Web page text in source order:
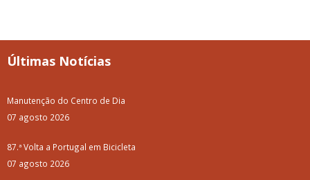
Últimas Notícias
Manutenção do Centro de Dia
07 agosto 2026
87.ª Volta a Portugal em Bicicleta
07 agosto 2026